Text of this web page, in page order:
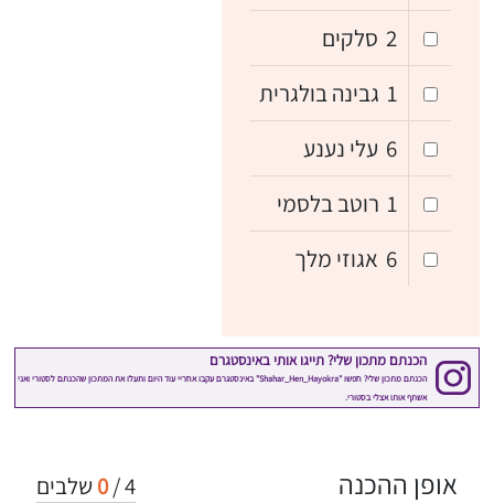
2 סלקים
1 גבינה בולגרית
6 עלי נענע
1 רוטב בלסמי
6 אגוזי מלך
4
/
0 שלבים אופן ההכנה